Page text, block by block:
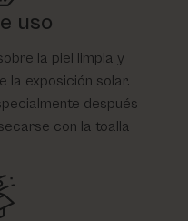
uso
la piel limpia y
la exposición solar.
después
con la toalla